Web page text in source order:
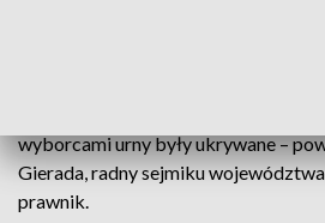
wyborcami urny były ukrywane –
Gierada, radny sejmiku
prawnik.